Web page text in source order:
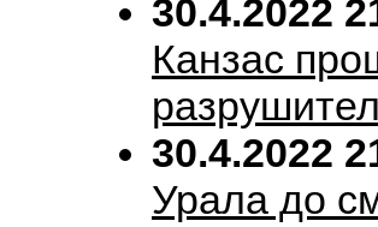
30.4.2022
Канзас
30.4.2022
Урала до